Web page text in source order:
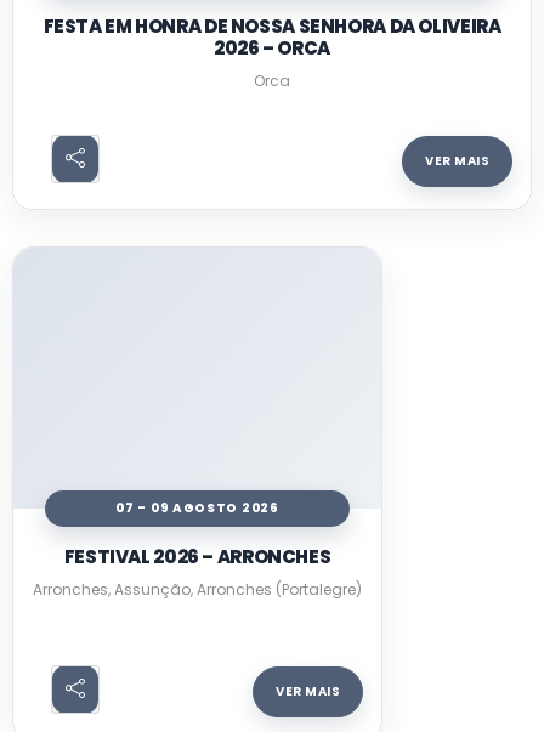
FESTA EM HONRA DE NOSSA SENHORA DA OLIVEIRA
2026 – ORCA
Orca
VER MAIS
07 - 09 AGOSTO 2026
FESTIVAL 2026 – ARRONCHES
Arronches, Assunção, Arronches (Portalegre)
VER MAIS